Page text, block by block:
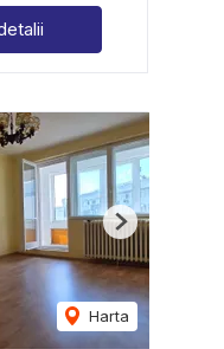
Harta
Next